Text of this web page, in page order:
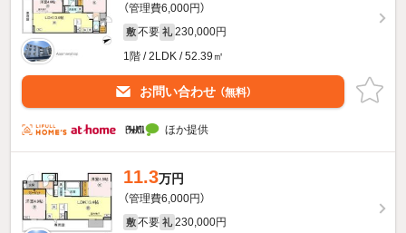
（管理費6,000円）
敷 不要 礼 230,000円
1階 / 2LDK / 52.39㎡
お問い合わせ （無料）
ほか提供
11.3万円
（管理費6,000円）
敷 不要 礼 230,000円